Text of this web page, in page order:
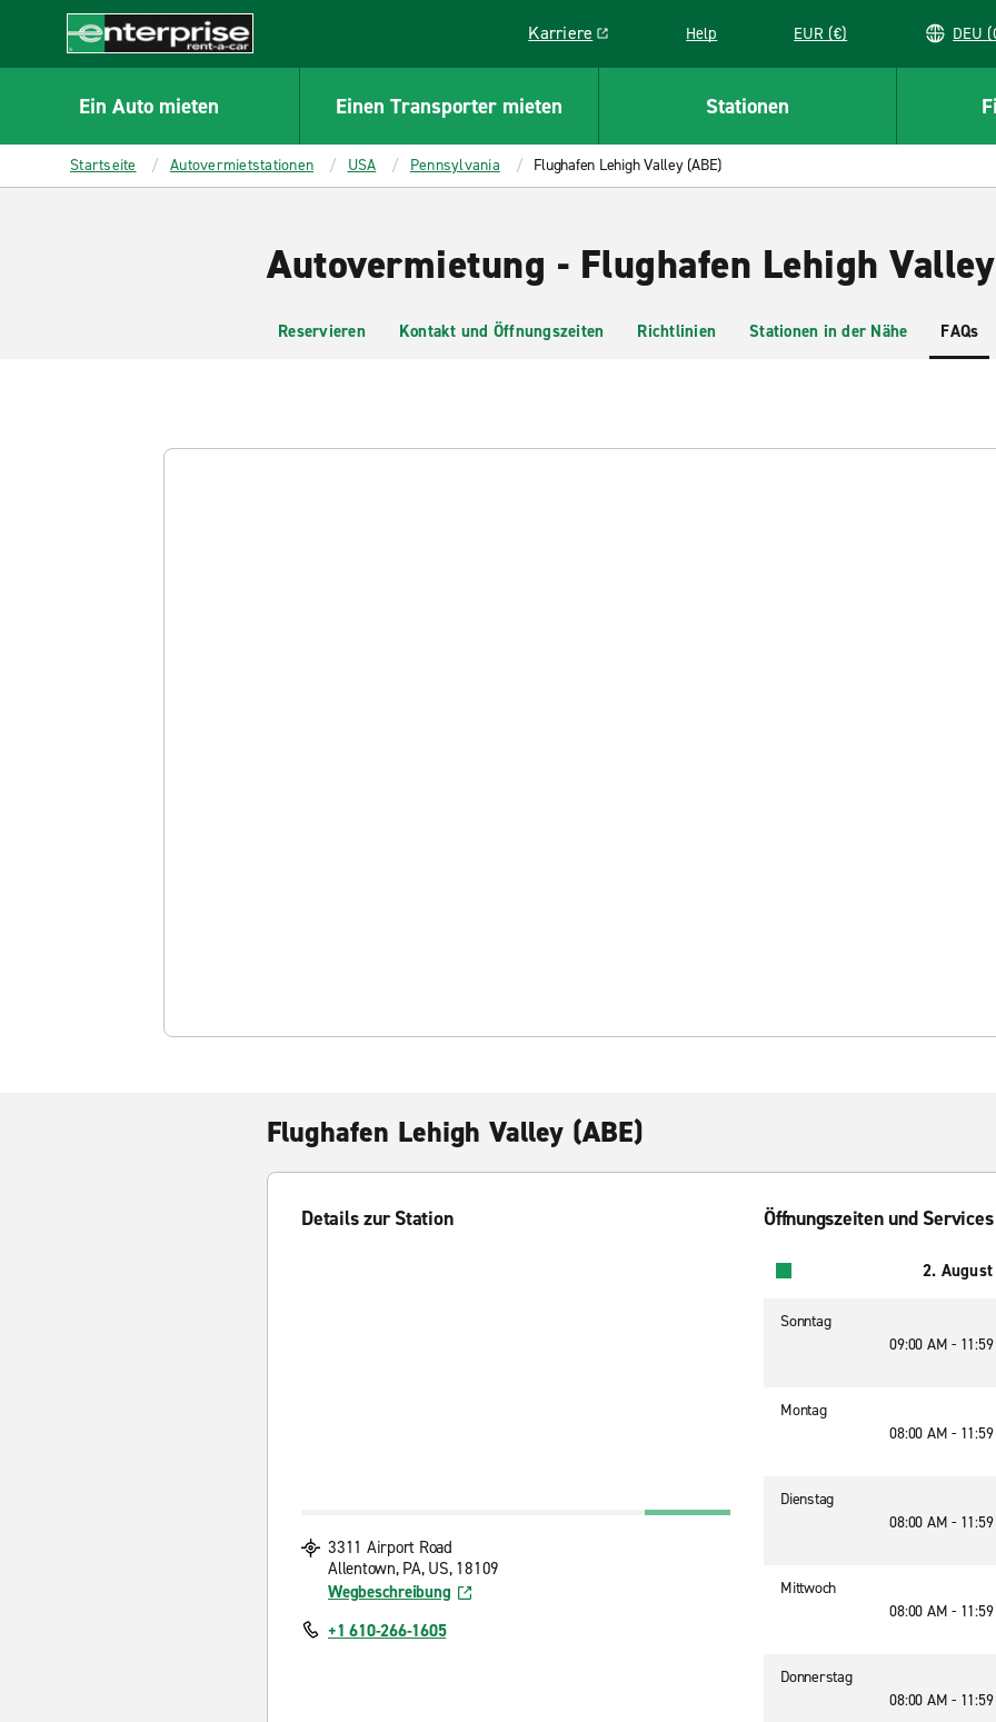
CONTENT
Enterprise
Karriere
Link opens in a new window
Help EUR (€)
Ein Auto mieten Einen Transporter mieten Stationen
Startseite Autovermietstationen USA Pennsylvania Flughafen Lehigh Valley (ABE)
Autovermietung - Flughafen Lehigh
Reservieren Kontakt und Öffnungszeiten Richtlinien Stationen in der Nähe FAQs
Flughafen Lehigh Valley (ABE)
Details zur Station
3311 Airport Road
Allentown, PA, US, 18109
Wegbeschreibung
+1 610-266-1605
Öffnungszeiten und Services
2.
Sonntag
09:00 AM -
Montag
08:00 AM -
Dienstag
08:00 AM -
Mittwoch
08:00 AM -
Donnerstag
08:00 AM -